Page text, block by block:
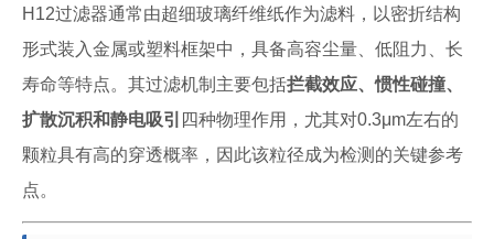
H12过滤器通常由超细玻璃纤维纸作为滤料，以密折结构
形式装入金属或塑料框架中，具备高容尘量、低阻力、长
寿命等特点。其过滤机制主要包括拦截效应、惯性碰撞、
扩散沉积和静电吸引 四种物理作用，尤其对0.3μm左右的
颗粒具有高的穿透概率，因此该粒径成为检测的关键参考
点。